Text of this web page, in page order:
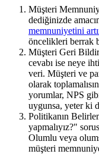
Müşteri
dediğinizde
memnuniyetini
öncelikleri berrak
Müşteri Geri
cevabı ise neye
veri. Müşteri ve
olarak
yorumlar, NPS
uygunsa, yeter ki
Politikanın
yapmalıyız?"
Olumlu veya
müşteri